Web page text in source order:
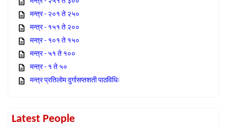
मन्त्र - २०१ ते २५०
मन्त्र - १५१ ते २००
मन्त्र - १०१ ते १५०
मन्त्र - ५१ ते १००
मन्त्र - १ ते ५०
मन्त्र प्रतिलोम दुर्गासप्तशती पाठविधिः
Latest People